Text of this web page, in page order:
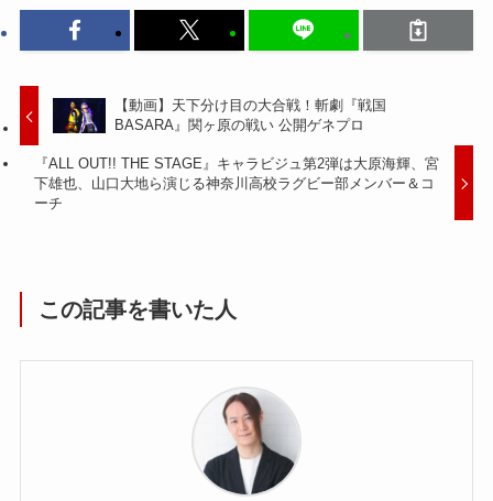
【動画】天下分け目の大合戦！斬劇『戦国
BASARA』関ヶ原の戦い 公開ゲネプロ
『ALL OUT!! THE STAGE』キャラビジュ第2弾は大原海輝、宮
下雄也、山口大地ら演じる神奈川高校ラグビー部メンバー＆コ
ーチ
この記事を書いた人